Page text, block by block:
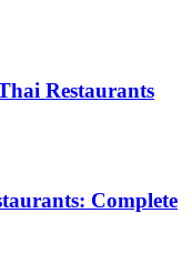
Restaurants
Complete